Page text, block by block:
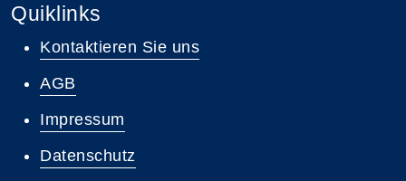
Quiklinks
Kontaktieren Sie uns
AGB
Impressum
Datenschutz